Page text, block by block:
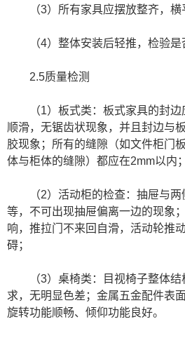
（3）所有家具应摆放整齐，横
（4）整体安装后轻推，检验是
2.5质量检测
（1）板式类：板式家具的封边
顺滑，无锯齿状现象，并且封边与
胶现象；所有的缝隙（如文件柜门
体与柜体的缝隙）都应在2mm以内；
（2）活动柜的检查：抽屉与两
等，不可出现抽屉偏离一边的现象
响，推拉门不来回自滑，活动轮推
碍；
（3）桌椅类：目视椅子整体结
求，无明显色差；金属五金配件表
旋转功能顺畅、倾仰功能良好。